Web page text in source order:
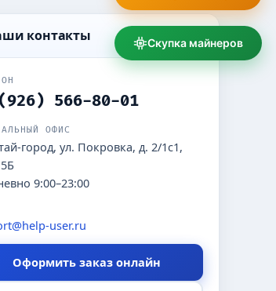
контакты
566-80-01
ОФИС
город, ул. Покровка, д. 2/1с1,
9:00–23:00
user.ru
Оформить заказ онлайн
Скупка майнеров